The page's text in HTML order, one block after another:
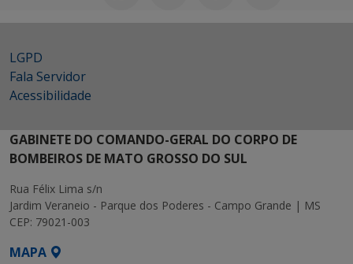
LGPD
Fala Servidor
Acessibilidade
GABINETE DO COMANDO-GERAL DO CORPO DE
BOMBEIROS DE MATO GROSSO DO SUL
Rua Félix Lima s/n
Jardim Veraneio - Parque dos Poderes - Campo Grande | MS
CEP: 79021-003
MAPA